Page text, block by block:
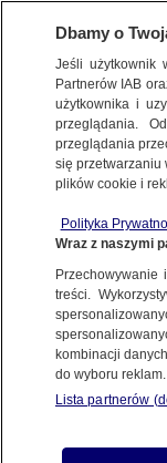
BIZNES
ZE ŚWIATA
w kinach.
publiczności"
17.12.2017, 09:54
Udostępnij
Dbamy o
Jeśli
Partnerów IAB
użytkownika i
przeglądania.
przeglądania
się przetwarzaniu
plików cookie i
Polityka
Wraz z naszymi
treści.
kombinacji
do wyboru reklam.
Lista partnerów